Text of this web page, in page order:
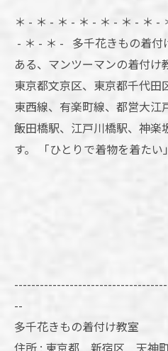
＊ - ＊ - ＊ - ＊ - ＊ - ＊ - ＊ -
- ＊ - ＊ - 多千花きもの着付
ある、マンツーマンの着付け
東京都文京区、東京都千代田
東西線、有楽町線、都営大江
飯田橋駅、江戸川橋駅、神楽
す。 「ひとりで着物を着た
--
多千花きもの着付け教室